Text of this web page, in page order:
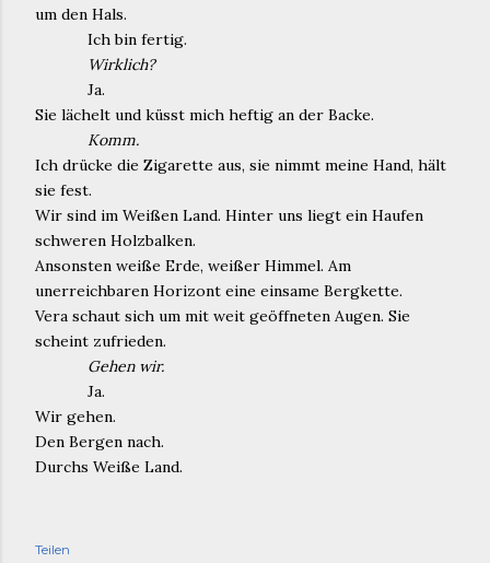
um den Hals.
Ich bin fertig.
Wirklich?
Ja.
Sie lächelt und küsst mich heftig an der Backe.
Komm.
Ich drücke die Zigarette aus, sie nimmt meine Hand, hält
sie fest.
Wir sind im Weißen Land. Hinter uns liegt ein Haufen
schweren Holzbalken.
Ansonsten weiße Erde, weißer Himmel. Am
unerreichbaren Horizont eine einsame Bergkette.
Vera schaut sich um mit weit geöffneten Augen. Sie
scheint zufrieden.
Gehen wir.
Ja.
Wir gehen.
Den Bergen nach.
Durchs Weiße Land.
Teilen